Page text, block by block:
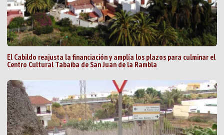
El Cabildo reajusta la financiación y amplía los plazos para culminar el
Centro Cultural Tabaiba de San Juan de la Rambla